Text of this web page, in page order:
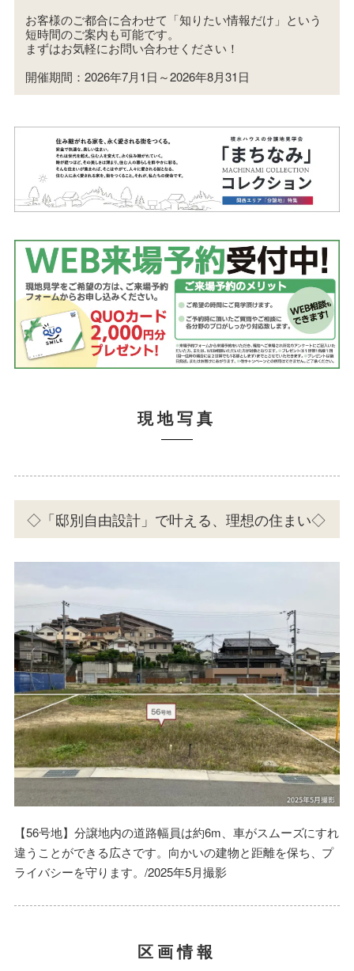
お客様のご都合に合わせて「知りたい情報だけ」という
短時間のご案内も可能です。
まずはお気軽にお問い合わせください！
開催期間：2026年7月1日～2026年8月31日
現地写真
◇「邸別自由設計」で叶える、理想の住まい◇
【56号地】分譲地内の道路幅員は約6m、車がスムーズにすれ
違うことができる広さです。向かいの建物と距離を保ち、プ
ライバシーを守ります。/2025年5月撮影
区画情報